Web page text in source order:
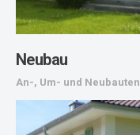
Neubau
An-, Um- und Neubauten